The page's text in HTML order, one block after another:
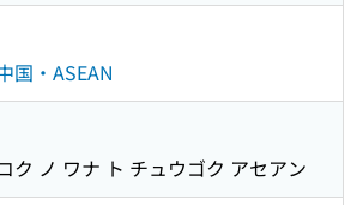
国・ASEAN
ク ノ ワナ ト チュウゴク アセアン